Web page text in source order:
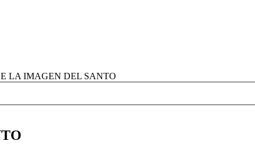
LA IMAGEN DEL SANTO